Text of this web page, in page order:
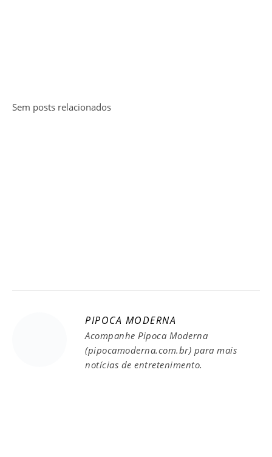
Sem posts relacionados
PIPOCA MODERNA
Acompanhe Pipoca Moderna
(pipocamoderna.com.br) para mais
notícias de entretenimento.